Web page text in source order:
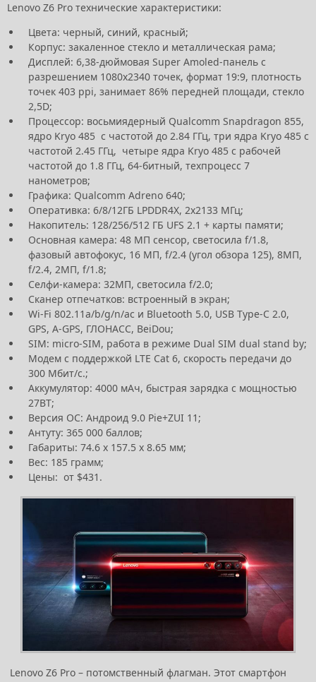
Lenovo Z6 Pro технические характеристики:
Цвета: черный, синий, красный;
Корпус: закаленное стекло и металлическая рама;
Дисплей: 6,38-дюймовая Super Amoled-панель с
разрешением 1080х2340 точек, формат 19:9, плотность
точек 403 ppi, занимает 86% передней площади, стекло
2,5D;
Процессор: восьмиядерный Qualcomm Snapdragon 855,
ядро Kryo 485 с частотой до 2.84 ГГц, три ядра Kryo 485 с
частотой 2.45 ГГц, четыре ядра Kryo 485 с рабочей
частотой до 1.8 ГГц, 64-битный, техпроцесс 7
нанометров;
Графика: Qualcomm Adreno 640;
Оперативка: 6/8/12ГБ LPDDR4X, 2х2133 МГц;
Накопитель: 128/256/512 ГБ UFS 2.1 + карты памяти;
Основная камера: 48 МП сенсор, светосила f/1.8,
фазовый автофокус, 16 МП, f/2.4 (угол обзора 125), 8МП,
f/2.4, 2МП, f/1.8;
Селфи-камера: 32МП, светосила f/2.0;
Сканер отпечатков: встроенный в экран;
Wi-Fi 802.11a/b/g/n/ac и Bluetooth 5.0, USB Type-C 2.0,
GPS, A-GPS, ГЛОНАСС, BeiDou;
SIM: micro-SIM, работа в режиме Dual SIM dual stand by;
Модем с поддержкой LTE Cat 6, скорость передачи до
300 Мбит/с.;
Аккумулятор: 4000 мАч, быстрая зарядка с мощностью
27ВТ;
Версия ОС: Андроид 9.0 Pie+ZUI 11;
Антуту: 365 000 баллов;
Габариты: 74.6 х 157.5 х 8.65 мм;
Вес: 185 грамм;
Цены: от $431.
Lenovo Z6 Pro – потомственный флагман. Этот смартфон